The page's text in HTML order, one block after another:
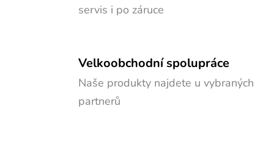
servis i po záruce
Velkoobchodní spolupráce
Naše produkty najdete u vybraných
partnerů